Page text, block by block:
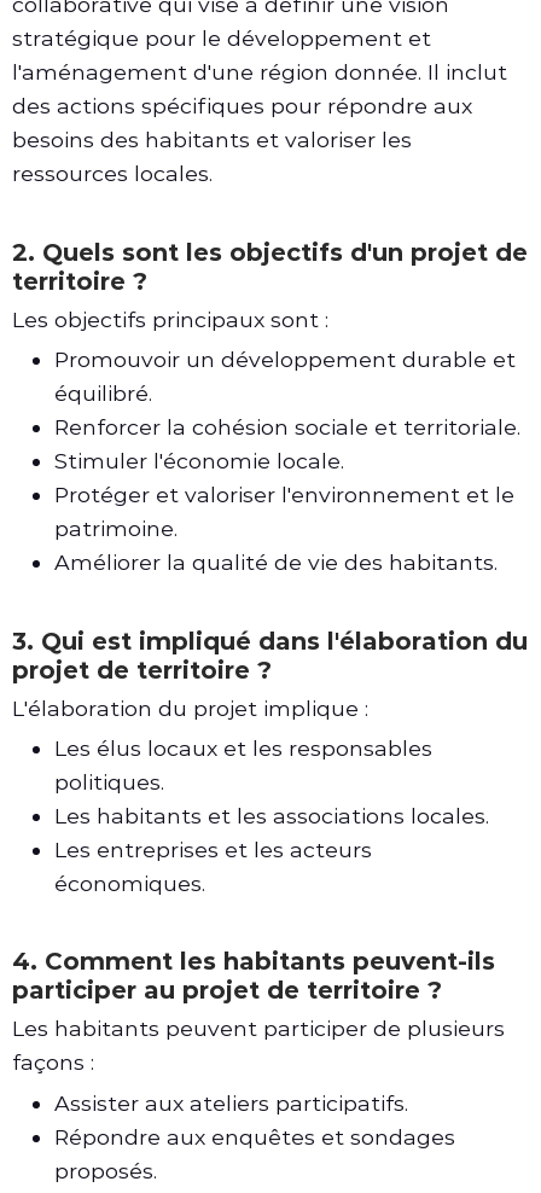
stratégique pour le développement et
l'aménagement d'une région donnée. Il inclut
des actions spécifiques pour répondre aux
besoins des habitants et valoriser les
ressources locales.
2. Quels sont les objectifs d'un projet de
territoire ?
Les objectifs principaux sont :
Promouvoir un développement durable et
équilibré.
Renforcer la cohésion sociale et territoriale.
Stimuler l'économie locale.
Protéger et valoriser l'environnement et le
patrimoine.
Améliorer la qualité de vie des habitants.
3. Qui est impliqué dans l'élaboration du
projet de territoire ?
L'élaboration du projet implique :
Les élus locaux et les responsables
politiques.
Les habitants et les associations locales.
Les entreprises et les acteurs
économiques.
4. Comment les habitants peuvent-ils
participer au projet de territoire ?
Les habitants peuvent participer de plusieurs
façons :
Assister aux ateliers participatifs.
Répondre aux enquêtes et sondages
proposés.